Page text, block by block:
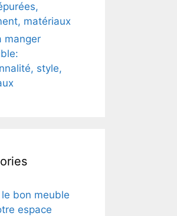
matériaux
manger
style,
le bon meuble
espace